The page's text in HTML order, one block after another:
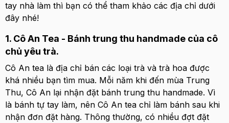
tay nhà làm thì bạn có thể tham khảo các địa chỉ dưới
đây nhé!
1. Cô An Tea - Bánh trung thu handmade của cô
chủ yêu trà.
Cô An tea là địa chỉ bán các loại trà và trà hoa được
khá nhiều bạn tìm mua. Mỗi năm khi đến mùa Trung
Thu, Cô An lại nhận đặt bánh trung thu handmade. Vì
là bánh tự tay làm, nên Cô An tea chỉ làm bánh sau khi
nhận đơn đặt hàng. Thông thường, có nhiều đợt đặt